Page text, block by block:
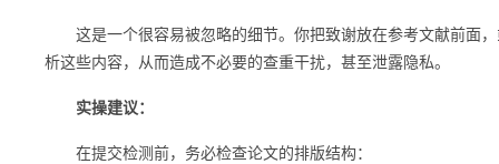
这是一个很容易被忽略的细节。你把致谢放在参考文献前面，
析这些内容，从而造成不必要的查重干扰，甚至泄露隐私。
实操建议：
在提交检测前，务必检查论文的排版结构：